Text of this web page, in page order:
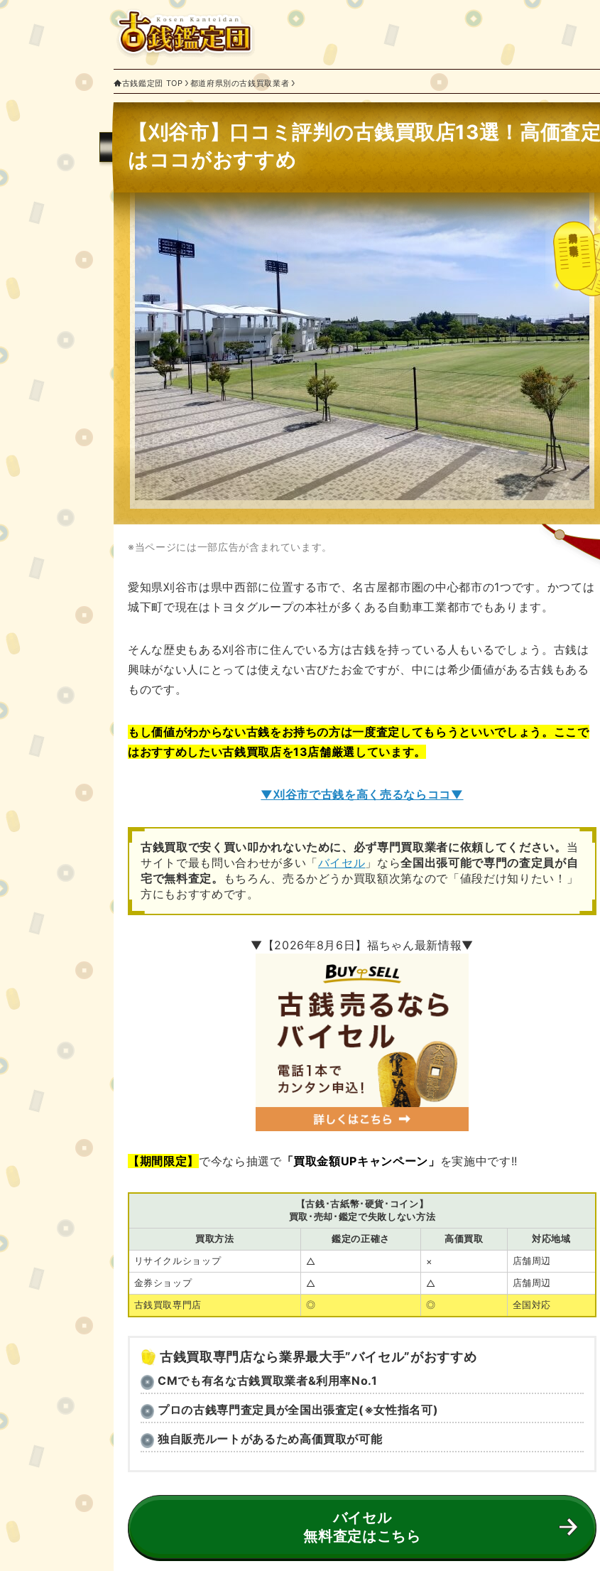
古銭鑑定団 TOP 都道府県別の古銭買取業者
【刈谷市】口コミ評判の古銭買取店13選！高価査定
はココがおすすめ
都道府県別の古銭買取業者
※当ページには一部広告が含まれています。
愛知県刈谷市は県中西部に位置する市で、名古屋都市圏の中心都市の1つです。かつては
城下町で現在はトヨタグループの本社が多くある自動車工業都市でもあります。
そんな歴史もある刈谷市に住んでいる方は古銭を持っている人もいるでしょう。古銭は
興味がない人にとっては使えない古びたお金ですが、中には希少価値がある古銭もある
ものです。
もし価値がわからない古銭をお持ちの方は一度査定してもらうといいでしょう。ここで
はおすすめしたい古銭買取店を13店舗厳選しています。
▼刈谷市で古銭を高く売るならココ▼
古銭買取で安く買い叩かれないために、必ず専門買取業者に依頼してください。 当
サイトで最も問い合わせが多い「バイセル 」なら全国出張可能で専門の査定員が自
宅で無料査定。
もちろん、売るかどうか買取額次第なので「値段だけ知りたい！」
方にもおすすめです。
▼【2026年8月6日】福ちゃん最新情報▼
【期間限定】 で今なら抽選で 「買取金額UPキャンペーン」 を実施中です!!
【古銭･古紙幣･硬貨･コイン】
買取･売却･鑑定で失敗しない方法
買取方法
鑑定の正確さ 高価買取
対応地域
リサイクルショップ
△ ×
店舗周辺
金券ショップ
△ △
店舗周辺
古銭買取専門店
◎ ◎ 全国対応
古銭買取専門店なら業界最大手”バイセル”がおすすめ
CMでも有名な古銭買取業者&利用率No.1
プロの古銭専門査定員が全国出張査定(※女性指名可)
独自販売ルートがあるため高価買取が可能
バイセル
無料査定はこちら
人気記事
目次